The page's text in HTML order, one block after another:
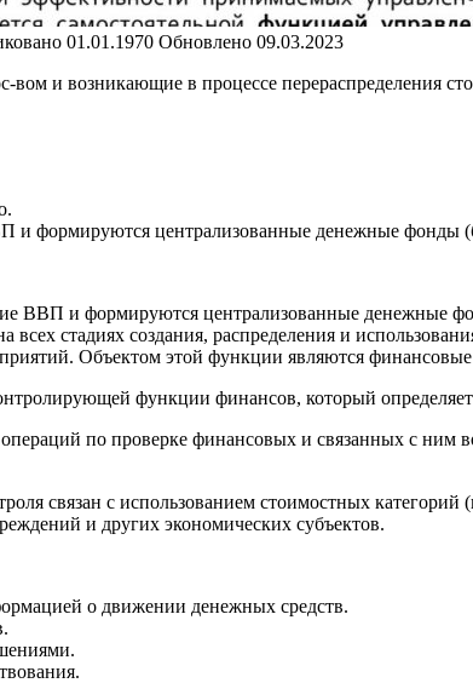
01.01.1970 Обновлено 09.03.2023
и возникающие в процессе перераспределения
и формируются централизованные денежные
ВВП и формируются централизованные денежные
стадиях создания, распределения и
Объектом этой функции являются
функции финансов, который
по проверке финансовых и связанных с ним
связан с использованием стоимостных
и других экономических субъектов.
о движении денежных средств.